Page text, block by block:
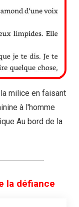
milice en faisant
à l'homme
Au bord de la
la défiance